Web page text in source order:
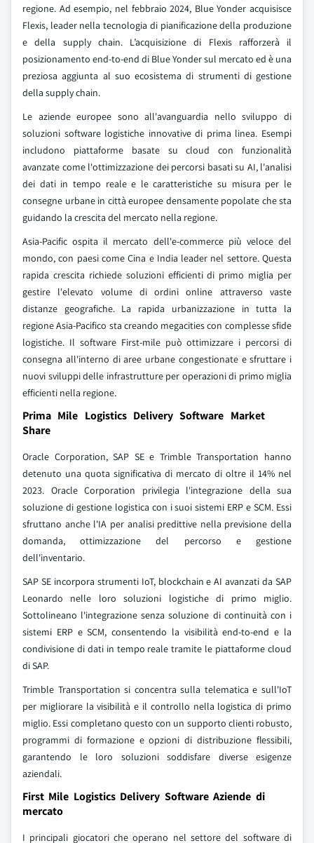
regione. Ad esempio, nel febbraio 2024, Blue Yonder acquisisce
Flexis, leader nella tecnologia di pianificazione della produzione
e della supply chain. L’acquisizione di Flexis rafforzerà il
posizionamento end-to-end di Blue Yonder sul mercato ed è una
preziosa aggiunta al suo ecosistema di strumenti di gestione
della supply chain.
Le aziende europee sono all'avanguardia nello sviluppo di
soluzioni software logistiche innovative di prima linea. Esempi
includono piattaforme basate su cloud con funzionalità
avanzate come l'ottimizzazione dei percorsi basati su AI, l'analisi
dei dati in tempo reale e le caratteristiche su misura per le
consegne urbane in città europee densamente popolate che sta
guidando la crescita del mercato nella regione.
Asia-Pacific ospita il mercato dell'e-commerce più veloce del
mondo, con paesi come Cina e India leader nel settore. Questa
rapida crescita richiede soluzioni efficienti di primo miglia per
gestire l'elevato volume di ordini online attraverso vaste
distanze geografiche. La rapida urbanizzazione in tutta la
regione Asia-Pacifico sta creando megacities con complesse sfide
logistiche. Il software First-mile può ottimizzare i percorsi di
consegna all'interno di aree urbane congestionate e sfruttare i
nuovi sviluppi delle infrastrutture per operazioni di primo miglia
efficienti nella regione.
Prima Mile Logistics Delivery Software Market
Share
Oracle Corporation, SAP SE e Trimble Transportation hanno
detenuto una quota significativa di mercato di oltre il 14% nel
2023. Oracle Corporation privilegia l'integrazione della sua
soluzione di gestione logistica con i suoi sistemi ERP e SCM. Essi
sfruttano anche l'IA per analisi predittive nella previsione della
domanda, ottimizzazione del percorso e gestione
dell'inventario.
SAP SE incorpora strumenti IoT, blockchain e AI avanzati da SAP
Leonardo nelle loro soluzioni logistiche di primo miglio.
Sottolineano l'integrazione senza soluzione di continuità con i
sistemi ERP e SCM, consentendo la visibilità end-to-end e la
condivisione di dati in tempo reale tramite le piattaforme cloud
di SAP.
Trimble Transportation si concentra sulla telematica e sull'IoT
per migliorare la visibilità e il controllo nella logistica di primo
miglio. Essi completano questo con un supporto clienti robusto,
programmi di formazione e opzioni di distribuzione flessibili,
garantendo le loro soluzioni soddisfare diverse esigenze
aziendali.
First Mile Logistics Delivery Software Aziende di
mercato
I principali giocatori che operano nel settore del software di